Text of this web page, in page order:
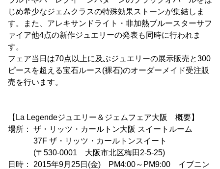
じめ希少なジェムクラスの特殊効果ストーンが集結しま
す。また、アレキサンドライト・非加熱ブルースターサフ
ァイア他4点の新作ジュエリーの発表も同時に行われま
す。
フェア当日は70点以上に及ぶジュエリーの展示販売と300
ピースを超える宝石ルース(裸石)のオーダーメイド受注販
売を行います。
【La Legendeジュエリー＆ジェムフェア大阪 概要】
場所： ザ・リッツ・カールトン大阪 スイートルーム
37F ザ・リッツ・カールトンスイート
(〒530-0001 大阪市北区梅田2-5-25)
日時： 2015年9月25日(金) PM4:00～PM9:00 イブニン